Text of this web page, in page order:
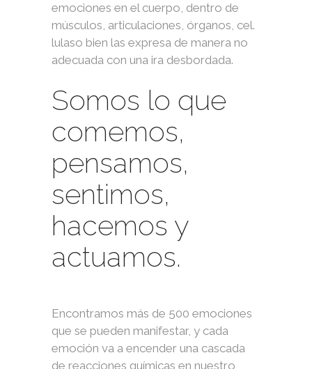
emociones en el cuerpo, dentro de
músculos, articulaciones, órganos, cel.
lulaso bien las expresa de manera no
adecuada con una ira desbordada.
Somos lo que
comemos,
pensamos,
sentimos,
hacemos y
actuamos.
Encontramos más de 500 emociones
que se pueden manifestar, y cada
emoción va a encender una cascada
de reacciones químicas en nuestro